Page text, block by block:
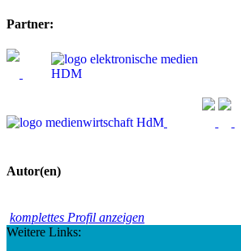
Partner:
Autor(en)
komplettes Profil anzeigen
Weitere Links: